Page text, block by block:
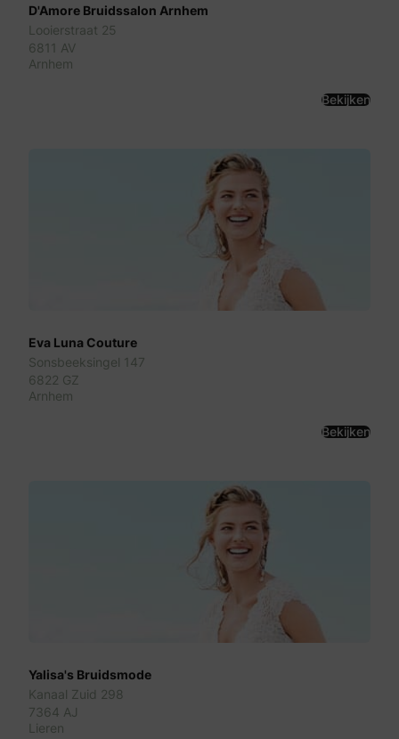
D'Amore Bruidssalon Arnhem
Looierstraat 25
6811 AV
Arnhem
Bekijken
Eva Luna Couture
Sonsbeeksingel 147
6822 GZ
Arnhem
Bekijken
Yalisa's Bruidsmode
Kanaal Zuid 298
7364 AJ
Lieren